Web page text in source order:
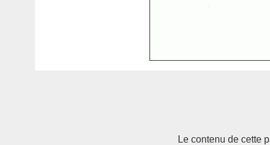
Le contenu de cette